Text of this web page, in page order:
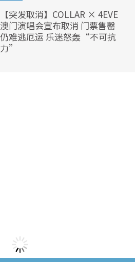
【突发取消】COLLAR × 4EVE
澳门演唱会宣布取消 门票售罄
仍难逃厄运 乐迷怒轰“不可抗
力”